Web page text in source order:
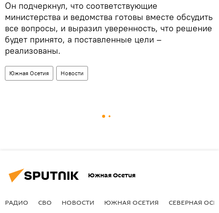
Он подчеркнул, что соответствующие
министерства и ведомства готовы вместе обсудить
все вопросы, и выразил уверенность, что решение
будет принято, а поставленные цели –
реализованы.
Южная Осетия Новости
Южная Осетия
РАДИО СВО НОВОСТИ ЮЖНАЯ ОСЕТИЯ СЕВЕРНАЯ